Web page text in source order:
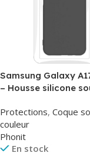
Samsung Galaxy
– Housse silicone
Protections, Coque
couleur
Phonit
En stock